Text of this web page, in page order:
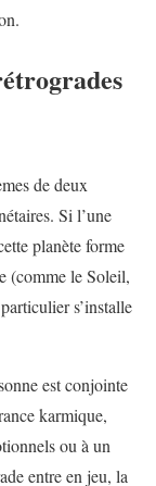
de deux
Si l’une
planète forme
(comme le Soleil,
s’installe
est conjointe
karmique,
ou à un
entre en jeu, la